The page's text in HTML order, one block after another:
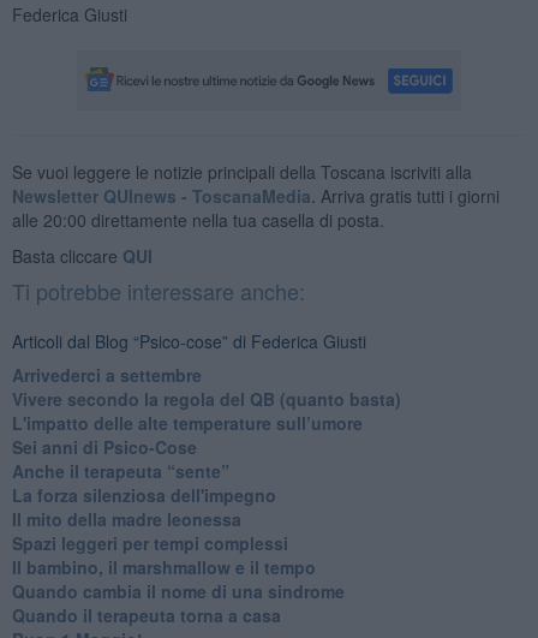
Federica Giusti
Se vuoi leggere le notizie principali della Toscana iscriviti alla
Newsletter QUInews - ToscanaMedia. Arriva gratis tutti i giorni
alle 20:00 direttamente nella tua casella di posta.
Basta cliccare QUI
Ti potrebbe interessare anche:
Articoli dal Blog “Psico-cose” di Federica Giusti
​Arrivederci a settembre
​Vivere secondo la regola del QB (quanto basta)
​L'impatto delle alte temperature sull’umore
Sei anni di Psico-Cose
​Anche il terapeuta “sente”
​La forza silenziosa dell'impegno
​Il mito della madre leonessa
Spazi leggeri per tempi complessi
Il bambino, il marshmallow e il tempo
​Quando cambia il nome di una sindrome
​Quando il terapeuta torna a casa